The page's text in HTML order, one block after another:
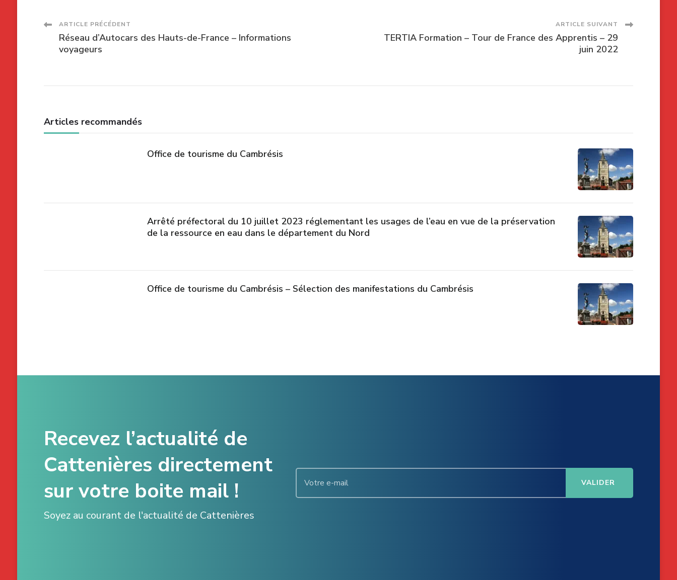
Navigation
des
articles
ARTICLE PRÉCÉDENT
Réseau d’Autocars des Hauts-de-France – Informations
voyageurs
ARTICLE SUIVANT
TERTIA Formation – Tour de France des Apprentis – 29
juin 2022
Articles recommandés
Office de tourisme du Cambrésis
Arrêté préfectoral du 10 juillet 2023 réglementant les usages de l’eau en vue de la préservation
de la ressource en eau dans le département du Nord
Office de tourisme du Cambrésis – Sélection des manifestations du Cambrésis
Recevez l’actualité de
Cattenières directement
sur votre boite mail !
Soyez au courant de l'actualité de Cattenières